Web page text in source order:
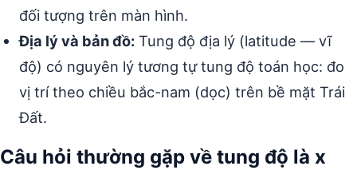
đối tượng trên màn hình.
Địa lý và bản đồ: Tung độ địa lý (latitude — vĩ
độ) có nguyên lý tương tự tung độ toán học: đo
vị trí theo chiều bắc-nam (dọc) trên bề mặt Trái
Đất.
Câu hỏi thường gặp về tung độ là x